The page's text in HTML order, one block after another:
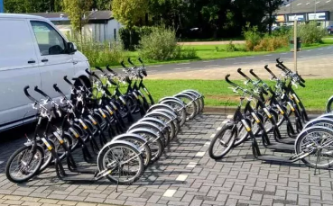
© Holland Tour Guides 2026